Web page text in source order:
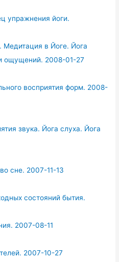
упражнения йоги.
Медитация в Йоге. Йога
ощущений. 2008-01-27
восприятия форм. 2008-
звука. Йога слуха. Йога
сне. 2007-11-13
состояний бытия.
2007-08-11
2007-10-27